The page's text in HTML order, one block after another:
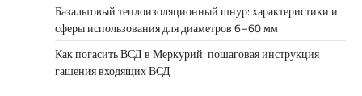
Базальтовый теплоизоляционный шнур: характеристики и
сферы использования для диаметров 6–60 мм
Как погасить ВСД в Меркурий: пошаговая инструкция
гашения входящих ВСД